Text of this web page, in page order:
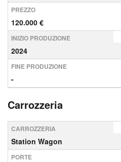
PREZZO
120.000 €
INIZIO PRODUZIONE
2024
FINE PRODUZIONE
-
Carrozzeria
CARROZZERIA
Station Wagon
PORTE